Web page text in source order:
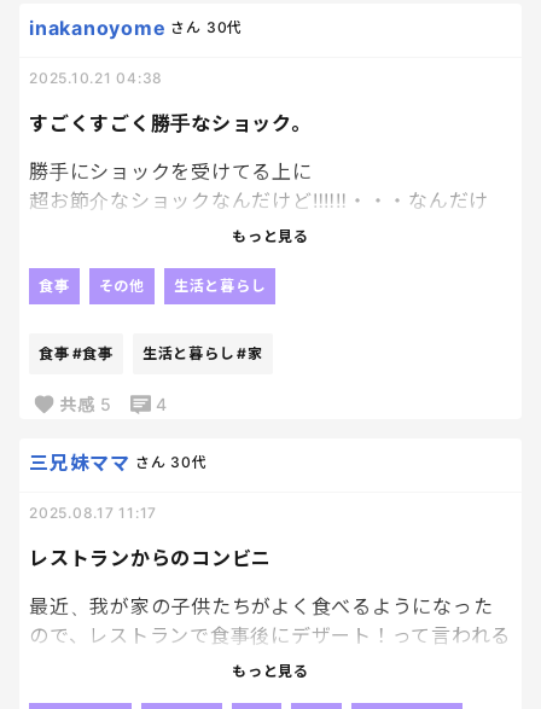
来月の楽しみがすごい♪
寄り添って見ます。って先生たちが言ってくれていた
んだけど
前の園だったら、
前提として、やらないよね？で違う部屋に連れて行
かれていたから、
こんなに対応で行動の変化があるんだ…って
る。
この園で新しいことに触れて
少しでも多く得てもらいたいな。
すごくすごく勝手なショック。
inakanoyome さん 30代
2025.10.21 04:38
勝手にショックを受けてる上に
超お節介なショックなんだけど‼‼‼・・・なんだけ
私のなかで食事のマナーとしてどうしても譲れない
1つは咀嚼音。
最近よく藤岡弘、家のお子さんたちを
先日お子さんたちがお食事されている姿を見たら、
皆お箸の持ち方なってない！！！
藤岡弘、のお子さんたちたるや、
箸の持ち方、作法はしっかり叩き込まれてるんだろ
もっと見る
食事 その他 生活と暮らし
食事 #食事 生活と暮らし #家
共感 5 4
レストランからのコンビニ
三兄妹ママ さん 30代
2025.08.17 11:17
最近、我が家の子供たちがよく食べるようになった
ので、レストランで食事後にデザート！って言われる
んだけど、そこはスルーしてコンビニのアイスを買っ
もっと見る